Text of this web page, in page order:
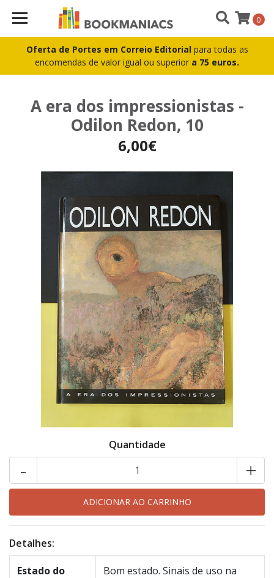
Oferta de Portes em Correio Editorial para todas as
encomendas de valor igual ou superior a 75 euros.
0
A era dos impressionistas -
Odilon Redon, 10
6,00€
Quantidade
+
-
Detalhes:
Estado do
Bom estado. Sinais de uso na